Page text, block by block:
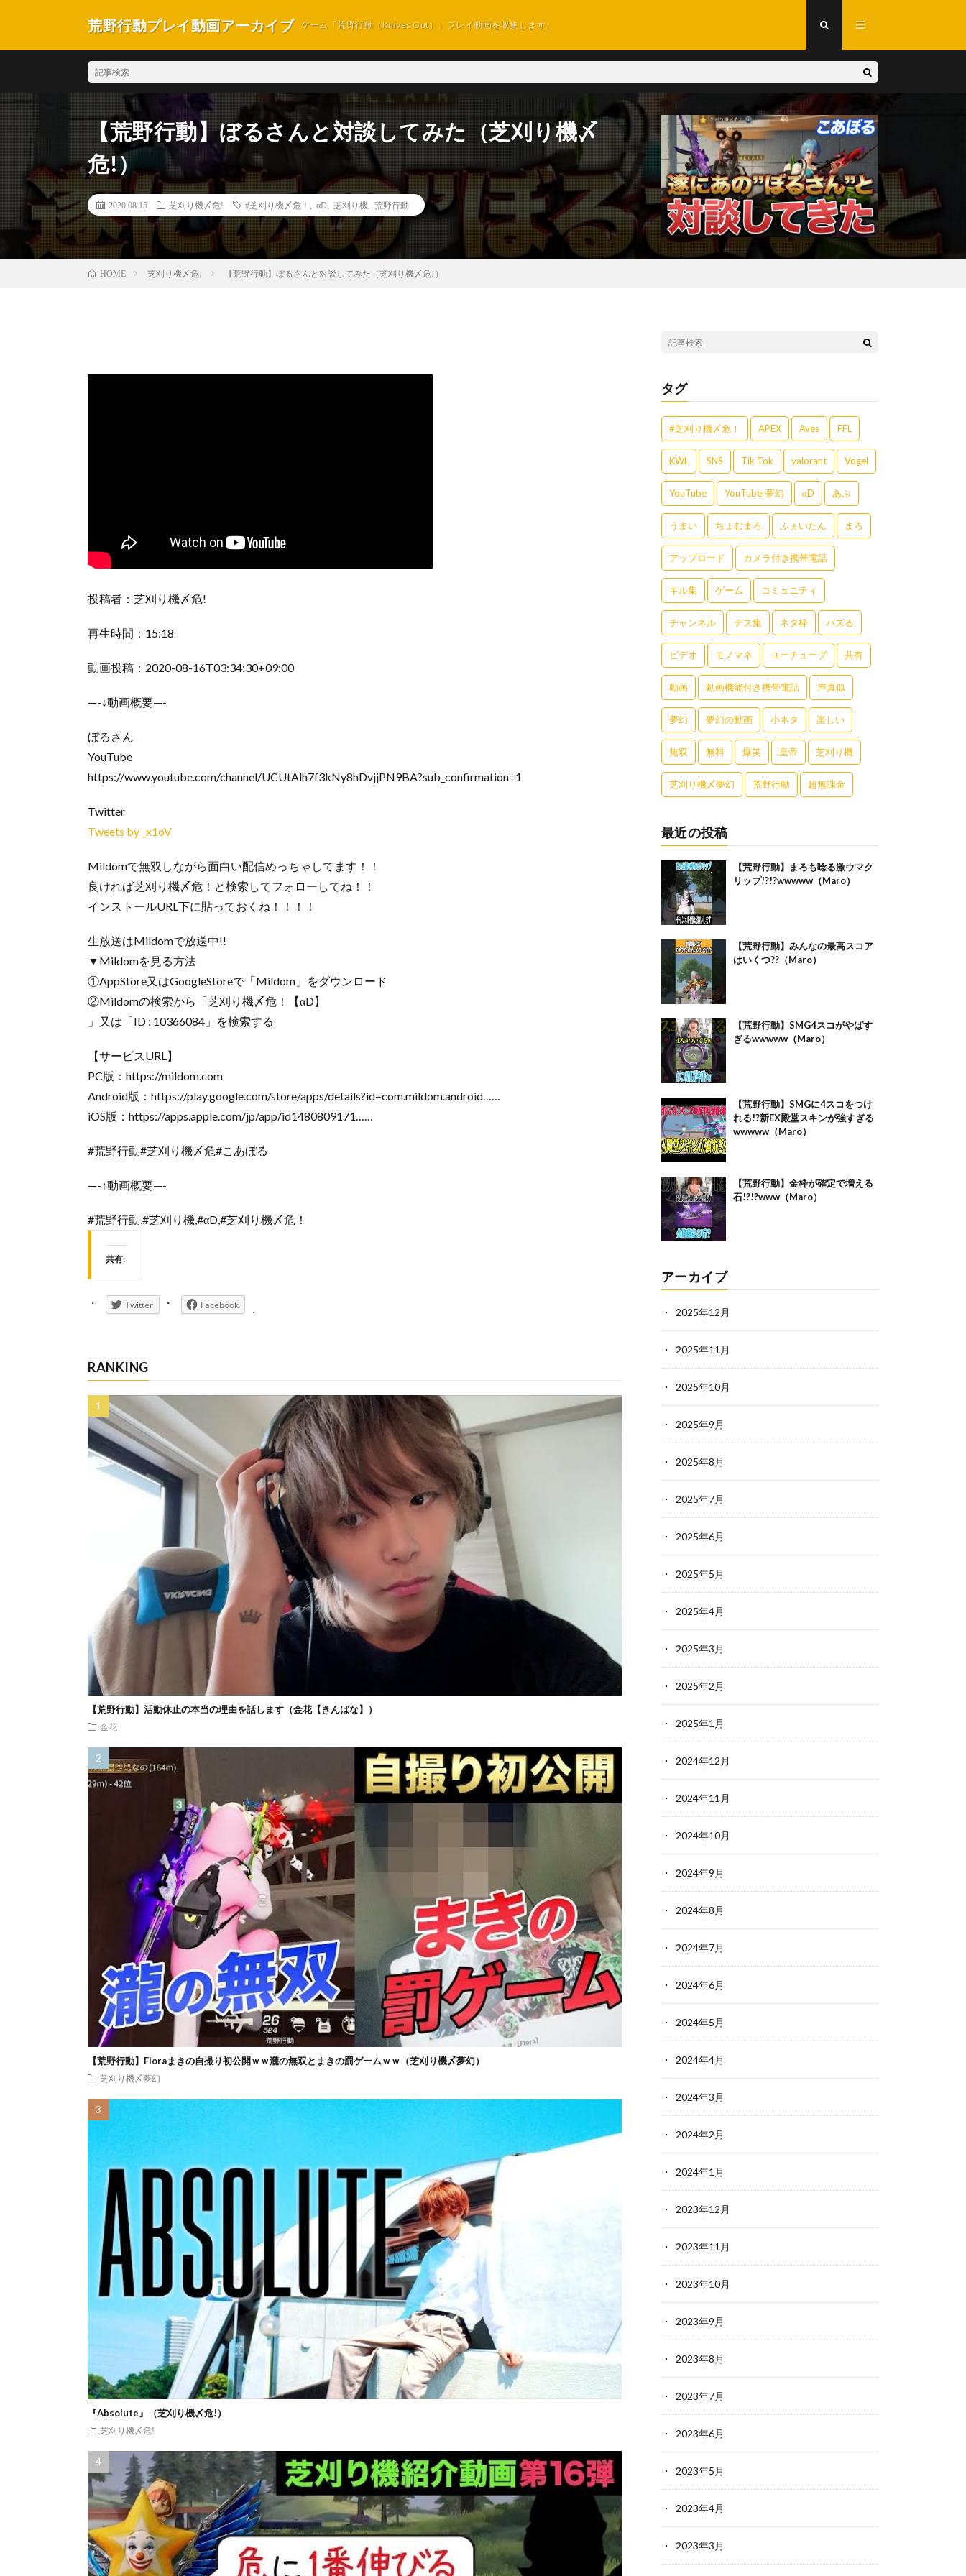
荒野行動プレイ動画アーカイブ ゲーム「荒野行動（Knives Out）」プレイ動画を収集します。
【荒野行動】ぼるさんと対談してみた（芝刈り機〆
危!）
2020.08.15 芝刈り機〆危! #芝刈り機〆危！ αD 芝刈り機 荒野行動
HOME 芝刈り機〆危! 【荒野行動】ぼるさんと対談してみた（芝刈り機〆危!）
投稿者：芝刈り機〆危!
再生時間：15:18
動画投稿：2020-08-16T03:34:30+09:00
—-↓動画概要—-
ぼるさん
YouTube
https://www.youtube.com/channel/UCUtAlh7f3kNy8hDvjjPN9BA?sub_confirmation=1
Twitter
Tweets by _x1oV
Mildomで無双しながら面白い配信めっちゃしてます！！
良ければ芝刈り機〆危！と検索してフォローしてね！！
インストールURL下に貼っておくね！！！！
生放送はMildomで放送中!!
▼Mildomを見る方法
①AppStore又はGoogleStoreで「Mildom」をダウンロード
②Mildomの検索から「芝刈り機〆危！【αD】
」又は「ID : 10366084」を検索する
【サービスURL】
PC版：https://mildom.com
Android版：https://play.google.com/store/apps/details?id=com.mildom.android……
iOS版：https://apps.apple.com/jp/app/id1480809171……
#荒野行動#芝刈り機〆危#こあぼる
—-↑動画概要—-
#荒野行動,#芝刈り機,#αD,#芝刈り機〆危！
共有:
Twitter Facebook
RANKING
【荒野行動】活動休止の本当の理由を話します（金花【きんばな】）
金花
【荒野行動】Floraまきの自撮り初公開ｗｗ瀧の無双とまきの罰ゲームｗｗ（芝刈り機〆夢幻）
芝刈り機〆夢幻
『Absolute』（芝刈り機〆危!）
芝刈り機〆危!
タグ
#芝刈り機〆危！ APEX Aves FFL
KWL SNS Tik Tok valorant Vogel
YouTube YouTuber夢幻 αD あぶ
うまい ちょむまろ ふぇいたん まろ
アップロード カメラ付き携帯電話
キル集 ゲーム コミュニティ
チャンネル デス集 ネタ枠 バズる
ビデオ モノマネ ユーチューブ 共有
動画 動画機能付き携帯電話 声真似
夢幻 夢幻の動画 小ネタ 楽しい
無双 無料 爆笑 皇帝 芝刈り機
芝刈り機〆夢幻 荒野行動 超無課金
最近の投稿
【荒野行動】まろも唸る激ウマク
リップ!?!?wwwww（Maro）
【荒野行動】みんなの最高スコア
はいくつ??（Maro）
【荒野行動】SMG4スコがやばす
ぎるwwwww（Maro）
【荒野行動】SMGに4スコをつけ
れる!?新EX殿堂スキンが強すぎる
wwwww（Maro）
【荒野行動】金枠が確定で増える
石!?!?www（Maro）
アーカイブ
2025年12月
2025年11月
2025年10月
2025年9月
2025年8月
2025年7月
2025年6月
2025年5月
2025年4月
2025年3月
2025年2月
2025年1月
2024年12月
2024年11月
2024年10月
2024年9月
2024年8月
2024年7月
2024年6月
2024年5月
2024年4月
2024年3月
2024年2月
2024年1月
2023年12月
2023年11月
2023年10月
2023年9月
2023年8月
2023年7月
2023年6月
2023年5月
2023年4月
2023年3月